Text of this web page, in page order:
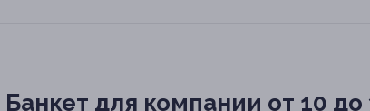
Банкет для компании от 10